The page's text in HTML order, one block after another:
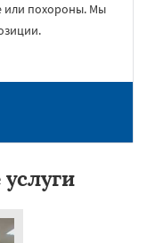
или похороны. Мы